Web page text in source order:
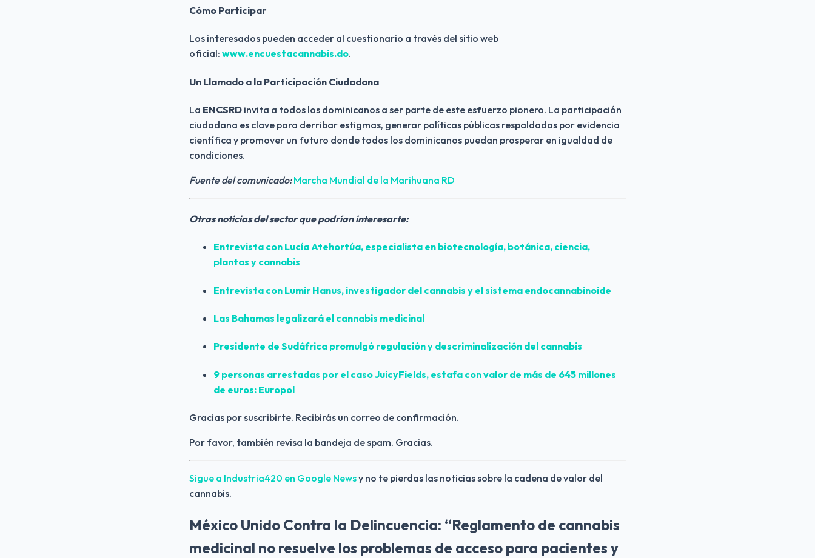
Cómo Participar
Los interesados pueden acceder al cuestionario a través del sitio web
oficial: www.encuestacannabis.do.
Un Llamado a la Participación Ciudadana
La ENCSRD invita a todos los dominicanos a ser parte de este esfuerzo pionero. La participación
ciudadana es clave para derribar estigmas, generar políticas públicas respaldadas por evidencia
científica y promover un futuro donde todos los dominicanos puedan prosperar en igualdad de
condiciones.
Fuente del comunicado: Marcha Mundial de la Marihuana RD
Otras noticias del sector que podrían interesarte:
Entrevista con Lucía Atehortúa, especialista en biotecnología, botánica, ciencia,
plantas y cannabis
Entrevista con Lumir Hanus, investigador del cannabis y el sistema endocannabinoide
Las Bahamas legalizará el cannabis medicinal
Presidente de Sudáfrica promulgó regulación y descriminalización del cannabis
9 personas arrestadas por el casoJuicyFields, estafa con valor de más de 645 millones
de euros: Europol
Gracias por suscribirte. Recibirás un correo de confirmación.
Por favor, también revisa la bandeja de spam. Gracias.
Sigue a Industria420 en Google Newsy no te pierdas las noticias sobre la cadena de valor del
cannabis.
México Unido Contra la Delincuencia: “Reglamento de cannabis
medicinal no resuelve los problemas de acceso para pacientes y